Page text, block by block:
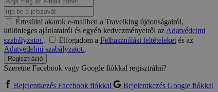
Értesülni akarok e-mailben a Travelking újdonságairól,
különleges ajánlatairól és egyéb kedvezményeiről azAdatvédelmi
szabályzatot.. Elfogadom a Felhasználási feltételeketés az
Adatvédelmi szabályzatot..
Regisztráció
Szeretne Facebook vagy Google fiókkal regisztrálni?
Bejelentkezés Facebook fiókkal
Bejelentkezés Google fiókkal